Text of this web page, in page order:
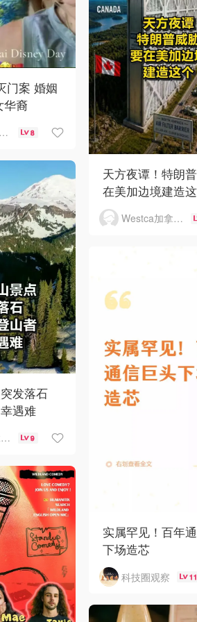
门案 婚姻
华裔
vansky温哥华天空 8
天方夜谭！特朗
在美加边境建造
Westca加拿大生活
发落石
遇难
Westca加拿大生活 9
实属罕见！百年
下场造芯
科技圈观察 11